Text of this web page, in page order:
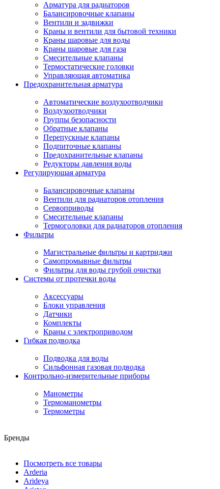
Арматура для радиаторов
Балансировочные клапаны
Вентили и задвижки
Краны и вентили для бытовой техники
Краны шаровые для воды
Краны шаровые для газа
Смесительные клапаны
Термостатические головки
Управляющая автоматика
Предохранительная арматура
Автоматические воздухоотводчики
Воздухоотводчики
Группы безопасности
Обратные клапаны
Перепускные клапаны
Подпиточные клапаны
Предохранительные клапаны
Редукторы давления воды
Регулирующая арматура
Балансировочные клапаны
Вентили для радиаторов отопления
Сервоприводы
Смесительные клапаны
Термоголовки для радиаторов отопления
Фильтры
Магистральные фильтры и картриджи
Самопромывные фильтры
Фильтры для воды грубой очистки
Системы от протечки воды
Аксессуары
Блоки управления
Датчики
Комплекты
Краны с электроприводом
Гибкая подводка
Подводка для воды
Сильфонная газовая подводка
Контрольно-измерительные приборы
Манометры
Термоманометры
Термометры
Бренды
Посмотреть все товары
Arderia
Arideya